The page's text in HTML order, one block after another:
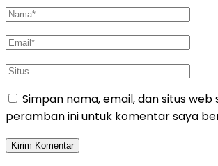
Simpan nama, email, dan situs web
peramban ini untuk komentar saya